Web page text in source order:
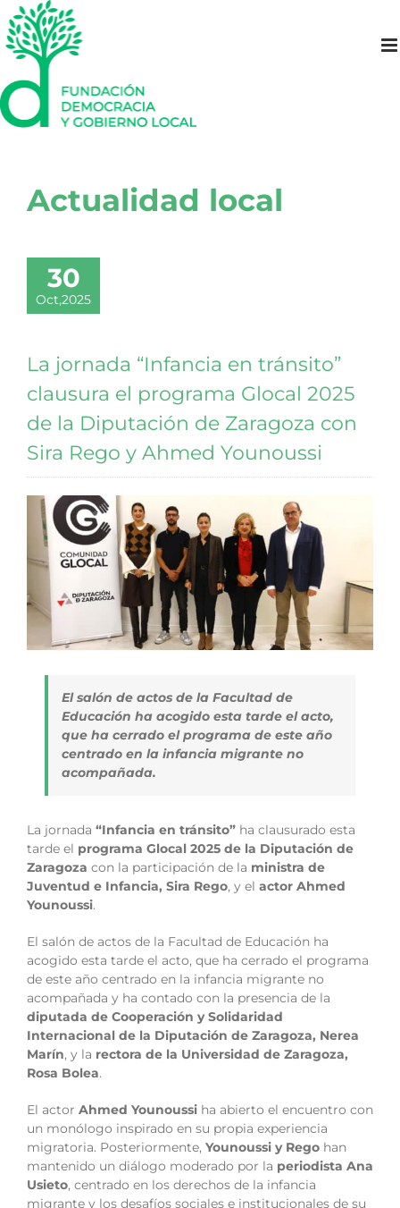
Saltar
al
contenido
Actualidad local
30
Oct,2025
La jornada “Infancia en tránsito”
clausura el programa Glocal 2025
de la Diputación de Zaragoza con
Sira Rego y Ahmed Younoussi
El salón de actos de la Facultad de
Educación ha acogido esta tarde el acto,
que ha cerrado el programa de este año
centrado en la infancia migrante no
acompañada.
La jornada “Infancia en tránsito” ha clausurado esta
tarde el programa Glocal 2025 de la Diputación de
Zaragoza con la participación de la ministra de
Juventud e Infancia, Sira Rego, y el actor Ahmed
Younoussi.
El salón de actos de la Facultad de Educación ha
acogido esta tarde el acto, que ha cerrado el programa
de este año centrado en la infancia migrante no
acompañada y ha contado con la presencia de la
diputada de Cooperación y Solidaridad
Internacional de la Diputación de Zaragoza, Nerea
Marín, y la rectora de la Universidad de Zaragoza,
Rosa Bolea.
El actor Ahmed Younoussi ha abierto el encuentro con
un monólogo inspirado en su propia experiencia
migratoria. Posteriormente, Younoussi y Rego han
mantenido un diálogo moderado por la periodista Ana
Usieto, centrado en los derechos de la infancia
migrante y los desafíos sociales e institucionales de su